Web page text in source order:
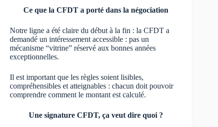
Ce que la CFDT a porté dans la négociation
Notre ligne a été claire du début à la fin : la CFDT a
demandé un intéressement accessible : pas un
mécanisme “vitrine” réservé aux bonnes années
exceptionnelles.
Il est important que les règles soient lisibles,
compréhensibles et atteignables : chacun doit pouvoir
comprendre comment le montant est calculé.
Une signature CFDT, ça veut dire quoi ?